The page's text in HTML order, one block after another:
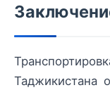
Таджикистана